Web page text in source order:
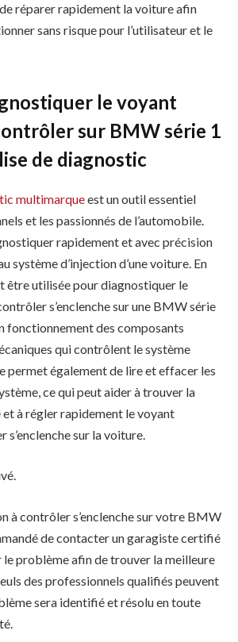
réparer rapidement la voiture afin
sans risque pour l’utilisateur et le
le voyant
sur BMW série 1
de diagnostic
multimarqueest un outil essentiel
et les passionnés de l’automobile.
rapidement et avec précision
système d’injection d’une voiture. En
être utilisée pour diagnostiquer le
s’enclenche sur une BMW série
fonctionnement des composants
qui contrôlent le système
permet également de lire et effacer les
ce qui peut aider à trouver la
à régler rapidement le voyant
sur la voiture.
à contrôler s’enclenche sur votre BMW
de contacter un garagiste certifié
problème afin de trouver la meilleure
des professionnels qualifiés peuvent
sera identifié et résolu en toute